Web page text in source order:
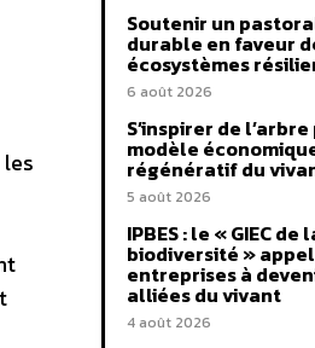
Soutenir un
durable en faveur
écosystèmes
6 août 2026
S’inspirer de
modèle
régénératif du
5 août 2026
IPBES : le « GIEC de
biodiversité »
entreprises à
alliées du vivant
4 août 2026